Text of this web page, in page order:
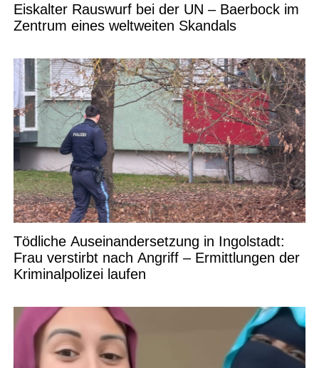
Eiskalter Rauswurf bei der UN – Baerbock im
Zentrum eines weltweiten Skandals
Tödliche Auseinandersetzung in Ingolstadt:
Frau verstirbt nach Angriff – Ermittlungen der
Kriminalpolizei laufen